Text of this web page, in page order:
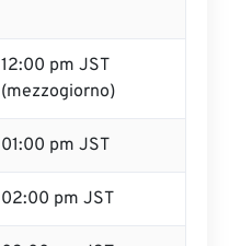
12:00 pm JST
(mezzogiorno)
01:00 pm JST
02:00 pm JST